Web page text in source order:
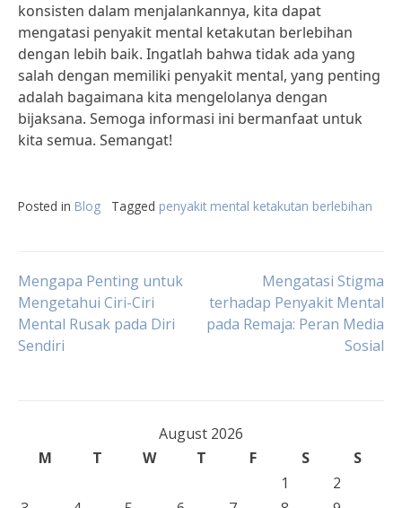
konsisten dalam menjalankannya, kita dapat
mengatasi penyakit mental ketakutan berlebihan
dengan lebih baik. Ingatlah bahwa tidak ada yang
salah dengan memiliki penyakit mental, yang penting
adalah bagaimana kita mengelolanya dengan
bijaksana. Semoga informasi ini bermanfaat untuk
kita semua. Semangat!
Posted in Blog Tagged penyakit mental ketakutan berlebihan
Post
navigation
Mengapa Penting untuk
Mengetahui Ciri-Ciri
Mental Rusak pada Diri
Sendiri
Mengatasi Stigma
terhadap Penyakit Mental
pada Remaja: Peran Media
Sosial
August 2026
M
T W T F S
S
1
2